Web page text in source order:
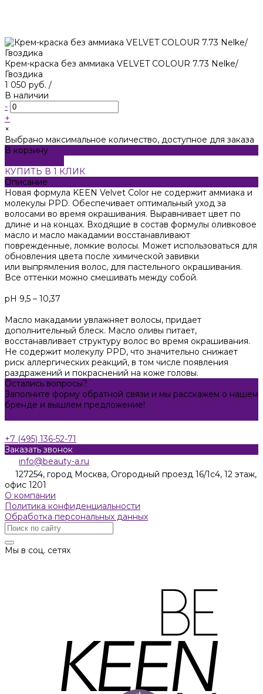
Крем-краска без аммиака VELVET COLOUR 7.73 Nelke/
Гвоздика
1 050 руб. /
В наличии
-
+
×
Выбрано максимальное количество, доступное для заказа
В корзину
КУПИТЬ В 1 КЛИК
Описание
Новая формула KEEN Velvet Color не содержит аммиака и
молекулы PPD. Обеспечивает оптимальный уход за
волосами во время окрашивания. Выравнивает цвет по
длине и на концах. Входящие в состав формулы оливковое
масло и масло макадамии восстанавливают
поврежденные, ломкие волосы. Может использоваться для
обновления цвета после химической завивки
или выпрямления волос, для пастельного окрашивания.
Все оттенки можно смешивать между собой.
pH 9,5 – 10,37
Масло макадамии увлажняет волосы, придает
дополнительный блеск. Масло оливы питает,
восстанавливает структуру волос во время окрашивания.
Не содержит молекулу PPD, что значительно снижает
риск аллергических реакций, в том числе появления
раздражений и покраснений на коже головы.
Остались вопросы?
Заполните форму обратной связи и мы расскажем о нашем
бренде и вышлем предложение!
+7 (495) 136-52-71
Заказать звонок
info@beauty-a.ru
127254, город Москва, Огородный проезд 16/1с4, 12 этаж,
офис 1201
О компании
Политика конфиденциальности
Обработка персональных данных
Мы в соц. сетях